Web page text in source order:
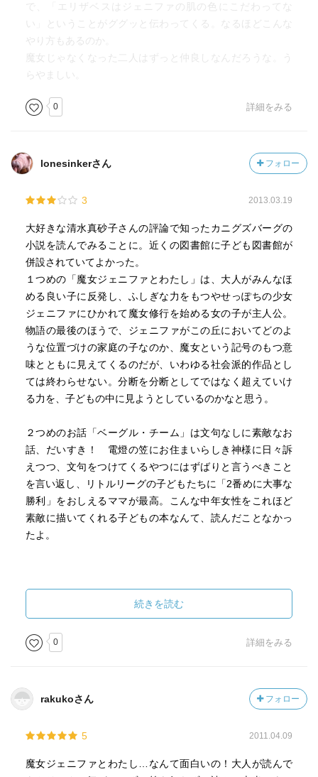
で、「エリザベスはジェニファの肌の色にこだわってな
い」ということがググッと伝わってくる。なるほどこんな
やり方もあるのか。
魔女じゃなくなった二人はずっと仲良しなんだろうな。う
らやましい。
0 詳細をみる
lonesinkerさん フォロー
3 2013.03.19
大好きな清水真砂子さんの評論で知ったカニグズバーグの
小説を読んでみることに。近くの図書館に子ども図書館が
併設されていてよかった。
１つめの「魔女ジェニファとわたし」は、大人がみんなほ
める良い子に反発し、ふしぎな力をもつやせっぽちの少女
ジェニファにひかれて魔女修行を始める女の子が主人公。
物語の最後のほうで、ジェニファがこの丘においてどのよ
うな位置づけの家庭の子なのか、魔女という記号のもつ意
味とともに見えてくるのだが、いわゆる社会派的作品とし
ては終わらせない。分断を分断としてではなく超えていけ
る力を、子どもの中に見ようとしているのかなと思う。
２つめのお話「ベーグル・チーム」は文句なしに素敵なお
話、だいすき！ 電燈の笠にお住まいらしき神様に日々訴
えつつ、文句をつけてくるやつにはずばりと言うべきこと
を言い返し、リトルリーグの子どもたちに「2番めに大事な
勝利」をおしえるママが最高。こんな中年女性をこれほど
素敵に描いてくれる子どもの本なんて、読んだことなかっ
たよ。
続きを読む
0 詳細をみる
rakukoさん フォロー
5 2011.04.09
魔女ジェニファとわたし…なんて面白いの！大人が読んで